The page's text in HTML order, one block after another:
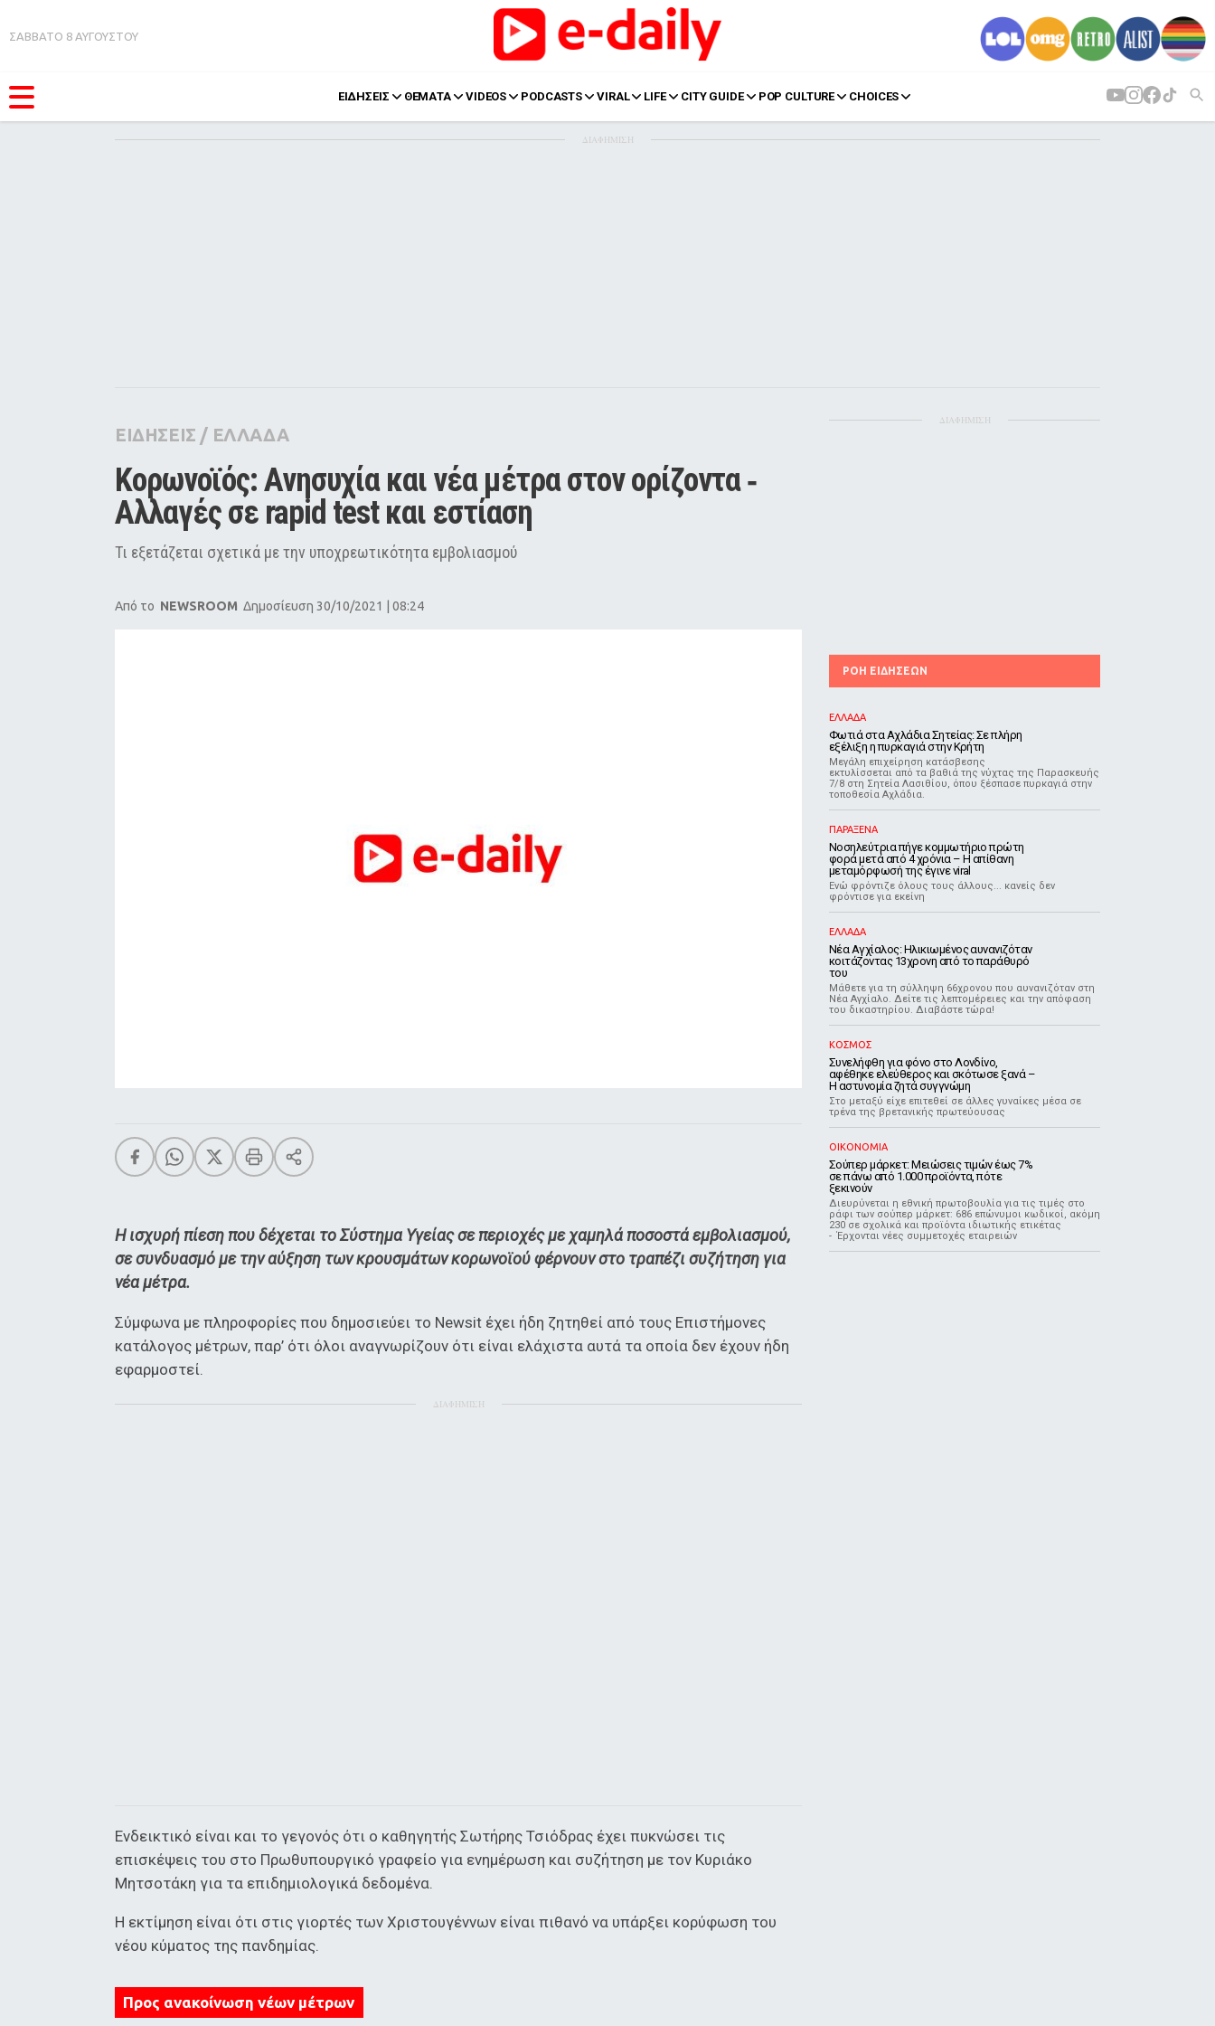
ΣΑΒΒΑΤΟ 8 ΑΥΓΟΥΣΤΟΥ
ΕΙΔΗΣΕΙΣ ΘΕΜΑΤΑ VIDEOS PODCASTS VIRAL LIFE CITY GUIDE POP CULTURE CHOICES
Pop Culture
Agenda
ΔΙΑΦΗΜΙΣΗ
ΕΙΔΗΣΕΙΣ / ΕΛΛΑΔΑ
Κορωνοϊός: Ανησυχία και νέα μέτρα στον ορίζοντα ‑
Αλλαγές σε rapid test και εστίαση
Τι εξετάζεται σχετικά με την υποχρεωτικότητα εμβολιασμού
Από το NEWSROOM Δημοσίευση 30/10/2021 | 08:24
Η ισχυρή πίεση που δέχεται το Σύστημα Υγείας σε περιοχές με χαμηλά ποσοστά εμβολιασμού,
σε συνδυασμό με την αύξηση των κρουσμάτων κορωνοϊού φέρνουν στο τραπέζι συζήτηση για
νέα μέτρα.
Σύμφωνα με πληροφορίες που δημοσιεύει το Newsit έχει ήδη ζητηθεί από τους Επιστήμονες
κατάλογος μέτρων, παρ’ ότι όλοι αναγνωρίζουν ότι είναι ελάχιστα αυτά τα οποία δεν έχουν ήδη
εφαρμοστεί.
ΔΙΑΦΗΜΙΣΗ
Ενδεικτικό είναι και το γεγονός ότι ο καθηγητής Σωτήρης Τσιόδρας έχει πυκνώσει τις
επισκέψεις του στο Πρωθυπουργικό γραφείο για ενημέρωση και συζήτηση με τον Κυριάκο
Μητσοτάκη για τα επιδημιολογικά δεδομένα.
Η εκτίμηση είναι ότι στις γιορτές των Χριστουγέννων είναι πιθανό να υπάρξει κορύφωση του
νέου κύματος της πανδημίας.
Προς ανακοίνωση νέων μέτρων
ΔΙΑΦΗΜΙΣΗ
ΡΟΗ ΕΙΔΗΣΕΩΝ
ΕΛΛΑΔΑ
Φωτιά στα Αχλάδια Σητείας: Σε πλήρη
εξέλιξη η πυρκαγιά στην Κρήτη
Μεγάλη επιχείρηση κατάσβεσης
εκτυλίσσεται από τα βαθιά της νύχτας της Παρασκευής
7/8 στη Σητεία Λασιθίου, όπου ξέσπασε πυρκαγιά στην
τοποθεσία Αχλάδια.
ΠΑΡΑΞΕΝΑ
Νοσηλεύτρια πήγε κομμωτήριο πρώτη
φορά μετά από 4 χρόνια – Η απίθανη
μεταμόρφωσή της έγινε viral
Ενώ φρόντιζε όλους τους άλλους... κανείς δεν
φρόντισε για εκείνη
ΕΛΛΑΔΑ
Νέα Αγχίαλος: Ηλικιωμένος αυνανιζόταν
κοιτάζοντας 13χρονη από το παράθυρό
του
Μάθετε για τη σύλληψη 66χρονου που αυνανιζόταν στη
Νέα Αγχίαλο. Δείτε τις λεπτομέρειες και την απόφαση
του δικαστηρίου. Διαβάστε τώρα!
ΚΟΣΜΟΣ
Συνελήφθη για φόνο στο Λονδίνο,
αφέθηκε ελεύθερος και σκότωσε ξανά –
Η αστυνομία ζητά συγγνώμη
Στο μεταξύ είχε επιτεθεί σε άλλες γυναίκες μέσα σε
τρένα της βρετανικής πρωτεύουσας
ΟΙΚΟΝΟΜΙΑ
Σούπερ μάρκετ: Μειώσεις τιμών έως 7%
σε πάνω από 1.000 προϊόντα, πότε
ξεκινούν
Διευρύνεται η εθνική πρωτοβουλία για τις τιμές στο
ράφι των σούπερ μάρκετ: 686 επώνυμοι κωδικοί, ακόμη
230 σε σχολικά και προϊόντα ιδιωτικής ετικέτας
- Έρχονται νέες συμμετοχές εταιρειών